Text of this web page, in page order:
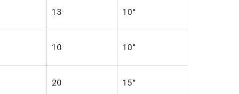
13 10°
10 10°
20 15°